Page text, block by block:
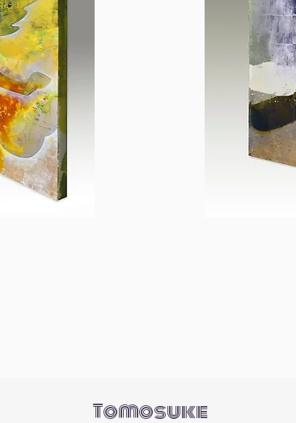
Tomosuke